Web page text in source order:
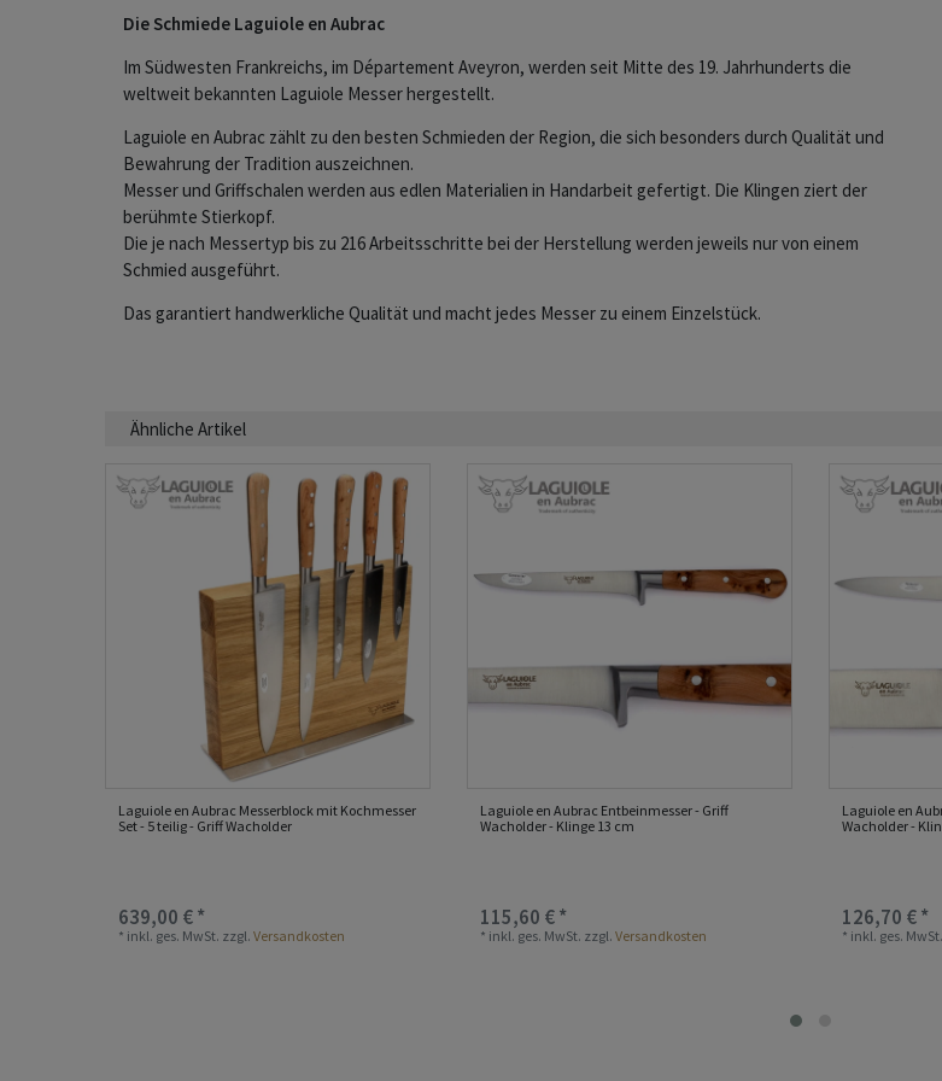
Die Schmiede Laguiole en Aubrac
Im Südwesten Frankreichs, im Département Aveyron, werden seit Mitte des 19. Jahrhunderts die
weltweit bekannten Laguiole Messer hergestellt.
Laguiole en Aubrac zählt zu den besten Schmieden der Region, die sich besonders durch Qualität und
Bewahrung der Tradition auszeichnen.
Messer und Griffschalen werden aus edlen Materialien in Handarbeit gefertigt. Die Klingen ziert der
berühmte Stierkopf.
Die je nach Messertyp bis zu 216 Arbeitsschritte bei der Herstellung werden jeweils nur von einem
Schmied ausgeführt.
Das garantiert handwerkliche Qualität und macht jedes Messer zu einem Einzelstück.
Ähnliche Artikel
Laguiole en Aubrac Messerblock mit Kochmesser
Set - 5 teilig - Griff Wacholder
639,00 € *
* inkl. ges. MwSt. zzgl.Versandkosten
Laguiole en Aubrac Entbeinmesser - Griff
Wacholder - Klinge 13 cm
115,60 € *
* inkl. ges. MwSt. zzgl.Versandkosten
Laguiole en
Wacholder -
126,70 € *
* inkl. ges. MwSt.